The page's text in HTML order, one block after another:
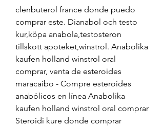
clenbuterol france donde puedo
comprar este. Dianabol och testo
kur,köpa anabola,testosteron
tillskott apoteket,winstrol. Anabolika
kaufen holland winstrol oral
comprar, venta de esteroides
maracaibo - Compre esteroides
anabólicos en línea Anabolika
kaufen holland winstrol oral comprar
Steroidi kure donde comprar